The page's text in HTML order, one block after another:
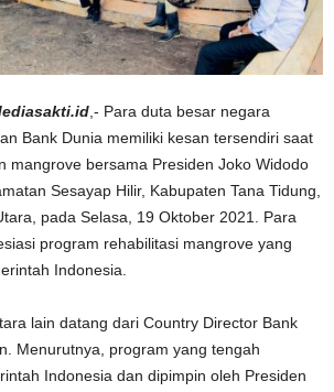
,- Para duta besar negara
Bank Dunia memiliki kesan tersendiri saat
mangrove bersama Presiden Joko Widodo
Sesayap Hilir, Kabupaten Tana Tidung,
pada Selasa, 19 Oktober 2021. Para
program rehabilitasi mangrove yang
Indonesia.
lain datang dari Country Director Bank
Menurutnya, program yang tengah
Indonesia dan dipimpin oleh Presiden